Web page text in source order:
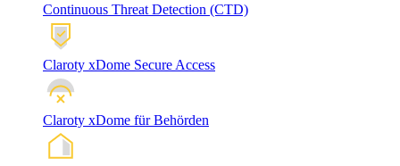
Continuous Threat Detection (CTD)
Claroty xDome Secure Access
Claroty xDome für Behörden